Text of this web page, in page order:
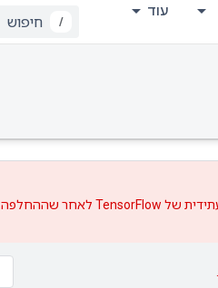
עוד
/
שההחלפה